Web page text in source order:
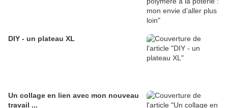
DIY - un plateau XL
Un collage en lien avec mon nouveau
travail ...